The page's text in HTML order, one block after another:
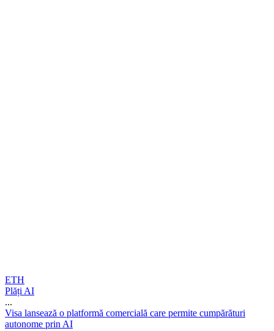
ETH
Plăți AI
...
Visa lansează o platformă comercială care permite cumpărături
autonome prin AI